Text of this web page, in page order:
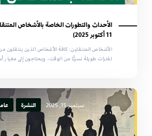
11 أكتوبر 2025)
الأشخاص المتنقلين: كافة الأشخاص الذين ينتقلون
لفترات طويلة نسبيًّا من الوقت، ويحتاجون إلى
سبتمبر 15, 2025 النشرة